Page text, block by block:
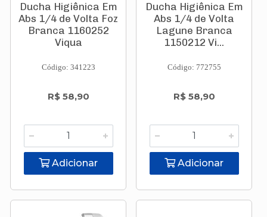
Ducha Higiênica Em
Abs 1/4 de Volta Foz
Branca 1160252
Viqua
Código: 341223
R$ 58,90
Adicionar
Ducha Higiênica Em
Abs 1/4 de Volta
Lagune Branca
1150212 Vi...
Código: 772755
R$ 58,90
Adicionar